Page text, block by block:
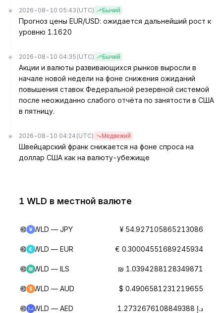
2026-08-10 05:43 (UTC) Бычий
Прогноз цены EUR/USD: ожидается дальнейший рост к
уровню 1.1620
2026-08-10 04:35 (UTC) Бычий
Акции и валюты развивающихся рынков выросли в
начале новой недели на фоне снижения ожиданий
повышения ставок Федеральной резервной системой
после неожиданно слабого отчёта по занятости в США
в пятницу.
2026-08-10 04:24 (UTC) Медвежий
Швейцарский франк снижается на фоне спроса на
доллар США как на валюту-убежище
1 WLD в местной валюте
WLD — JPY ¥ 54.927105865213086
WLD — EUR € 0.30004551689245934
WLD — ILS ₪ 1.0394288128349871
WLD — AUD $ 0.4906581231219655
WLD — AED د.إ 1.2732676108849388